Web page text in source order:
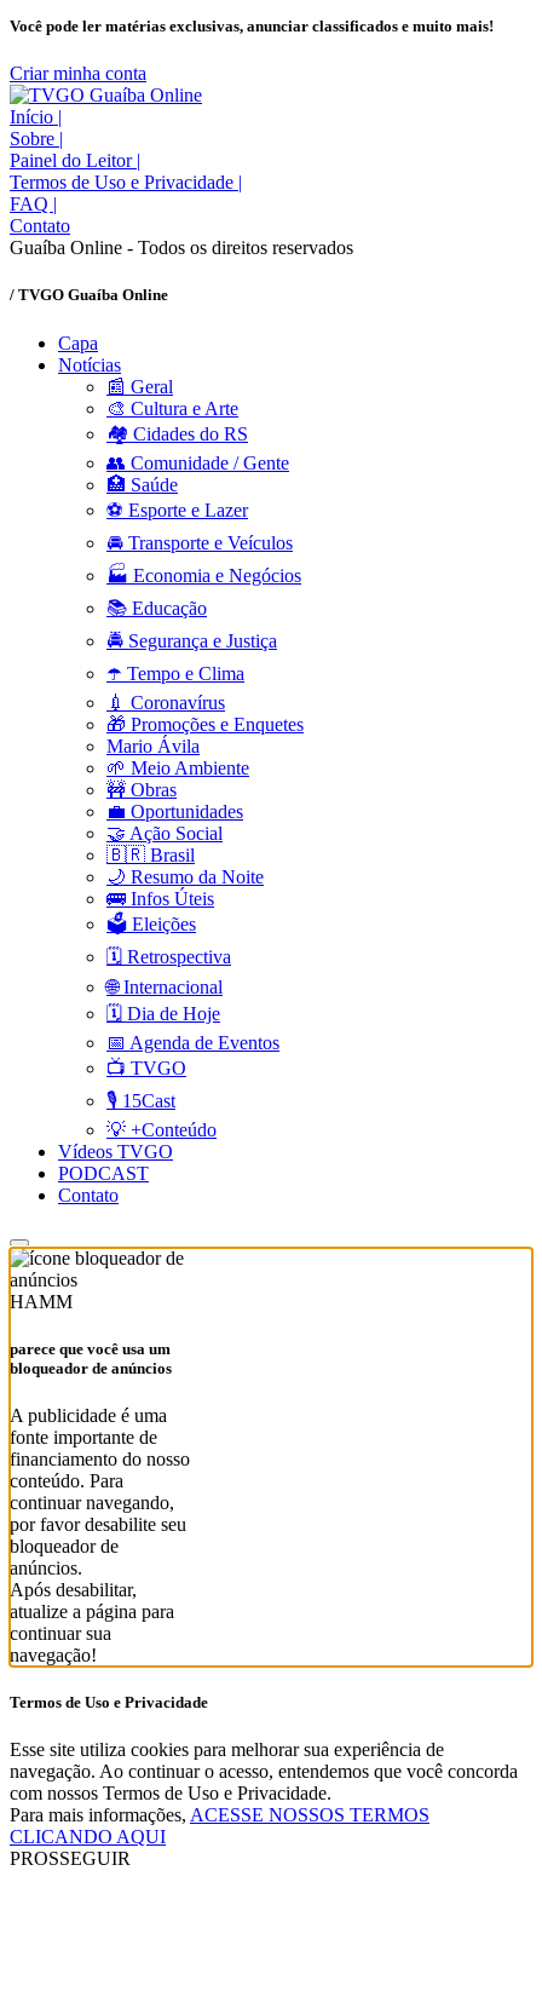
Você pode ler matérias exclusivas, anunciar classificados e muito mais!
Criar minha conta
Início |
Sobre |
Painel do Leitor |
Termos de Uso e Privacidade |
FAQ |
Contato
Guaíba Online - Todos os direitos reservados
/ TVGO Guaíba Online
Capa
Notícias
📰 Geral
🎨 Cultura e Arte
🏘️ Cidades do RS
👥 Comunidade / Gente
🏥 Saúde
⚽ Esporte e Lazer
🚘 Transporte e Veículos
🏭 Economia e Negócios
📚 Educação
🚔 Segurança e Justiça
☂️ Tempo e Clima
💉 Coronavírus
🎁 Promoções e Enquetes
Mario Ávila
🌱 Meio Ambiente
🚧 Obras
💼 Oportunidades
🤝 Ação Social
🇧🇷 Brasil
🌙 Resumo da Noite
🚌 Infos Úteis
🗳️ Eleições
🗓️ Retrospectiva
🌐 Internacional
🗓️ Dia de Hoje
📅 Agenda de Eventos
📺 TVGO
🎙️ 15Cast
💡 +Conteúdo
Vídeos TVGO
PODCAST
Contato
HAMM
parece que você usa um
bloqueador de anúncios
A publicidade é uma
fonte importante de
financiamento do nosso
conteúdo. Para
continuar navegando,
por favor desabilite seu
bloqueador de
anúncios.
Após desabilitar,
atualize a página para
continuar sua
navegação!
Termos de Uso e Privacidade
Esse site utiliza cookies para melhorar sua experiência de
navegação. Ao continuar o acesso, entendemos que você concorda
com nossos Termos de Uso e Privacidade.
Para mais informações, ACESSE NOSSOS TERMOS
CLICANDO AQUI
PROSSEGUIR